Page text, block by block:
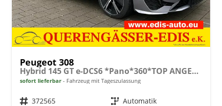
Peugeot 308
Hybrid 145 GT e-DCS6 *Pano*360*TOP ANGEBOT
sofort lieferbar Fahrzeug mit Tageszulassung
Fahrzeugnr. 372565 Getriebe Automatik